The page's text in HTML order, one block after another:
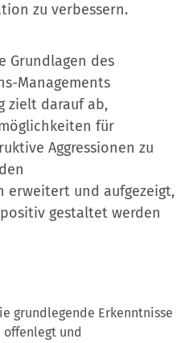
zu verbessern.
Grundlagen des
Managements
zielt darauf ab,
für
Aggressionen zu
erweitert und aufgezeigt,
gestaltet werden
grundlegende Erkenntnisse
offenlegt und